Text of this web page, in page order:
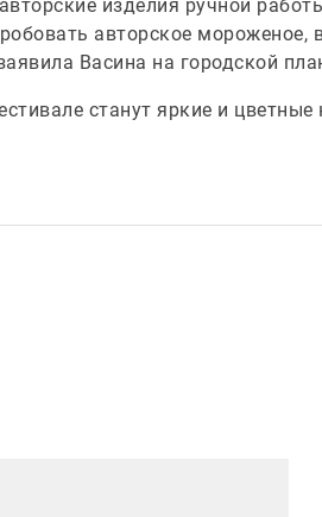
изделия ручной
авторское мороженое,
Васина на городской
станут яркие и цветные